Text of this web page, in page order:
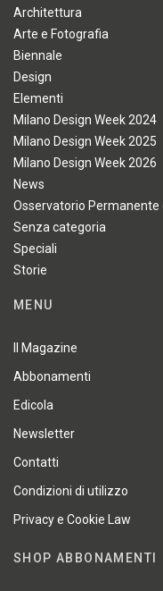
Architettura
Arte e Fotografia
Biennale
Design
Elementi
Milano Design Week 2024
Milano Design Week 2025
Milano Design Week 2026
News
Osservatorio
Senza categoria
Speciali
Storie
MENU
Il Magazine
Abbonamenti
Edicola
Newsletter
Contatti
Condizioni di utilizzo
Privacy e Cookie Law
SHOP ABBONAMENTI